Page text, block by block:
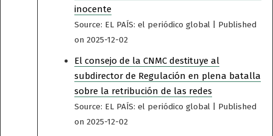
inocente
Source: EL PAÍS: el periódico global
Published
on 2025-12-02
El consejo de la CNMC destituye al
subdirector de Regulación en plena batalla
sobre la retribución de las redes
Source: EL PAÍS: el periódico global
Published
on 2025-12-02